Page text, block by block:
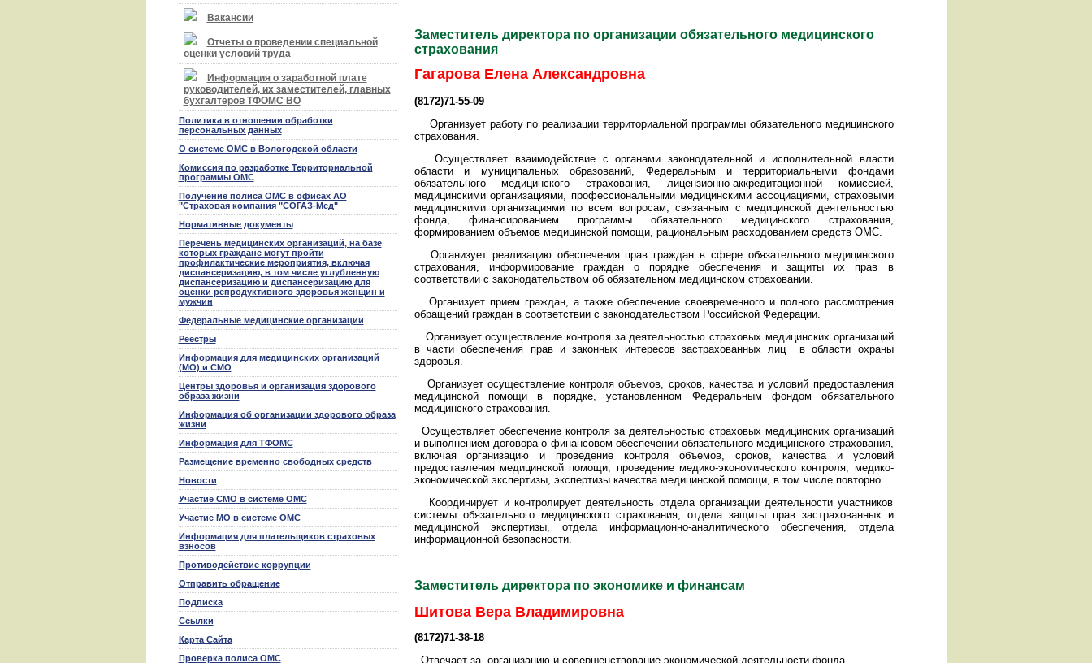
Вакансии
Отчеты о проведении специальной
оценки условий труда
Информация о заработной плате
руководителей, их заместителей, главных
бухгалтеров ТФОМС ВО
Политика в отношении обработки
персональных данных
О системе ОМС в Вологодской области
Комиссия по разработке Территориальной
программы ОМС
Получение полиса ОМС в офисах АО
"Страховая компания "СОГАЗ-Мед"
Нормативные документы
Перечень медицинских организаций, на базе
которых граждане могут пройти
профилактические мероприятия, включая
диспансеризацию, в том числе углубленную
диспансеризацию и диспансеризацию для
оценки репродуктивного здоровья женщин и
мужчин
Федеральные медицинские организации
Реестры
Информация для медицинских организаций
(МО) и СМО
Центры здоровья и организация здорового
образа жизни
Информация об организации здорового образа
жизни
Информация для ТФОМС
Размещение временно свободных средств
Новости
Участие СМО в системе ОМС
Участие МО в системе ОМС
Информация для плательщиков страховых
взносов
Противодействие коррупции
Отправить обращение
Подписка
Ссылки
Карта Сайта
Проверка полиса ОМС
Заместитель директора по организации обязательного медицинского
страхования
Гагарова Елена Александровна
(8172)71-55-09
Организует работу по реализации территориальной программы обязательного медицинского
страхования.
Осуществляет взаимодействие с органами законодательной и исполнительной власти
области и муниципальных образований, Федеральным и территориальными фондами
обязательного медицинского страхования, лицензионно-­аккредитационной комиссией,
медицинскими организациями, профессиональными медицинскими ассоциациями, страховыми
медицинскими организациями по всем вопросам, связанным с медицинской деятельностью
фонда, финансированием программы обязательного медицинского страхования,
формированием объемов медицинской помощи, рациональным расходованием средств ОМС.
Организует реализацию обеспечения прав граждан в сфере обязательного медицинского
страхования, информирование граждан о порядке обеспечения и защиты их прав в
соответствии с законодательством об обязательном медицинском страховании.
Организует прием граждан, а также обеспечение своевременного и полного рассмотрения
обращений граждан в соответствии с законодательством Российской Федерации.
Организует осуществление контроля за деятельностью страховых медицинских организаций
в части обеспечения прав и законных интересов застрахованных лиц в области охраны
здоровья.
Организует осуществление контроля объемов, сроков, качества и условий предоставления
медицинской помощи в порядке, установленном Федеральным фондом обязательного
медицинского страхования.
Осуществляет обеспечение контроля за деятельностью страховых медицинских организаций
и выполнением договора о финансовом обеспечении обязательного медицинского страхования,
включая организацию и проведение контроля объемов, сроков, качества и условий
предоставления медицинской помощи, проведение медико-экономического контроля, медико-
экономической экспертизы, экспертизы качества медицинской помощи, в том числе повторно.
Координирует и контролирует деятельность отдела организации деятельности участников
системы обязательного медицинского страхования, отдела защиты прав застрахованных и
медицинской экспертизы, отдела информационно-аналитического обеспечения, отдела
информационной безопасности.
Заместитель директора по экономике и финансам
Шитова Вера Владимировна
(8172)71-38-18
Отвечает за организацию и совершенствование экономической деятельности фонда.